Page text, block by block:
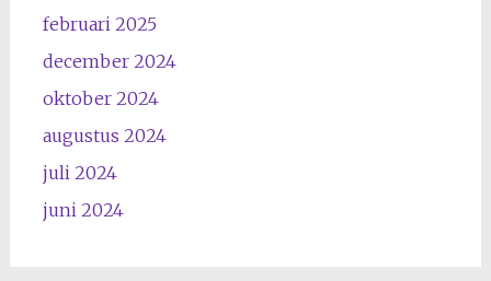
februari 2025
december 2024
oktober 2024
augustus 2024
juli 2024
juni 2024